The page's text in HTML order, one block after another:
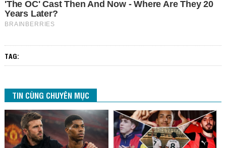
TAG:
TIN CÙNG CHUYÊN MỤC